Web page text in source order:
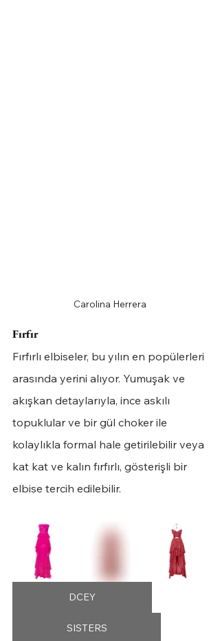
Carolina Herrera
Fırfır
Fırfırlı elbiseler, bu yılın en popülerleri
arasında yerini alıyor. Yumuşak ve
akışkan detaylarıyla, ince askılı
topuklular ve bir gül choker ile
kolaylıkla formal hale getirilebilir veya
kat kat ve kalın fırfırlı, gösterişli bir
elbise tercih edilebilir.
DCEY
SISTERS